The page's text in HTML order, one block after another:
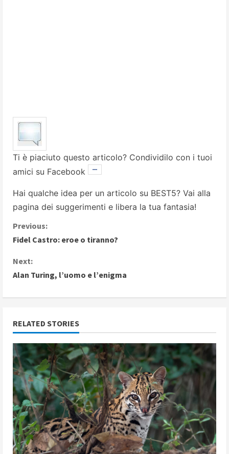
Ti è piaciuto questo articolo? Condividilo con i tuoi
amici su Facebook
Hai qualche idea per un articolo su BEST5? Vai alla
pagina dei suggerimenti e libera la tua fantasia!
C
n
t
n
u
e
R
e
a
Previous:
Fidel Castro: eroe o tiranno?
Next:
Alan Turing, l’uomo e l’enigma
RELATED STORIES